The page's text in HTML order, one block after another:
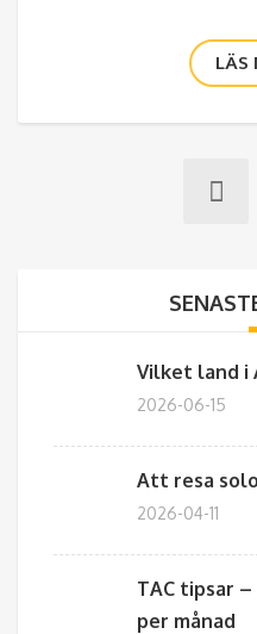
LÄS
Vilket land i
2026-06-15
Att resa
2026-04-11
TAC tipsar
per månad